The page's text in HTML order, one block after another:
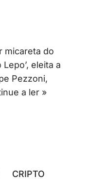
micareta do
eleita a
Pezzoni,
a ler »
CRIPTO